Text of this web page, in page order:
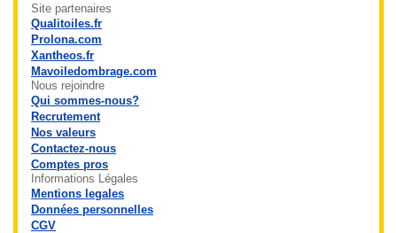
Site partenaires
Qualitoiles.fr
Prolona.com
Xantheos.fr
Mavoiledombrage.com
Nous rejoindre
Qui sommes-nous?
Recrutement
Nos valeurs
Contactez-nous
Comptes pros
Informations Légales
Mentions legales
Données personnelles
CGV